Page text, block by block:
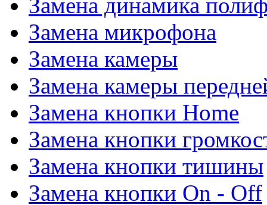
Замена динамика
Замена микрофона
Замена камеры
Замена камеры
Замена кнопки Home
Замена кнопки
Замена кнопки тишины
Замена кнопки On - Off